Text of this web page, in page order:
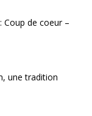
Coup de coeur –
une tradition